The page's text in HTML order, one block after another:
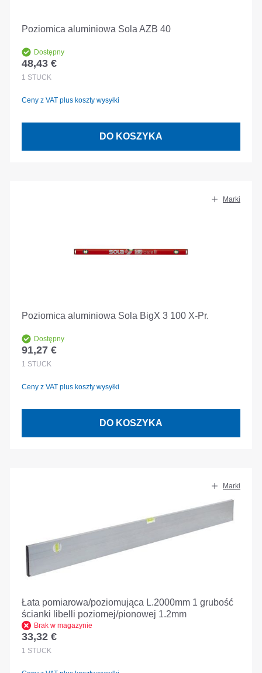
Poziomica aluminiowa Sola AZB 40
Dostępny
Cena regularna:
48,43 €
1 STÜCK
Ceny z VAT plus koszty wysyłki
DO KOSZYKA
Marki
Poziomica aluminiowa Sola BigX 3 100 X-Pr.
Dostępny
Cena regularna:
91,27 €
1 STÜCK
Ceny z VAT plus koszty wysyłki
DO KOSZYKA
Marki
Łata pomiarowa/poziomująca L.2000mm 1 grubość
ścianki libelli poziomej/pionowej 1.2mm
Brak w magazynie
Cena regularna:
33,32 €
1 STÜCK